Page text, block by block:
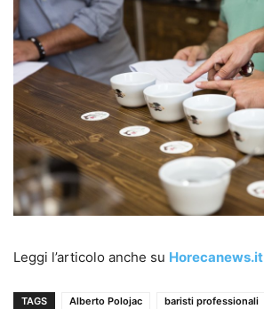
Leggi l’articolo anche su Horecanews.it
TAGS Alberto Polojac
baristi professionali